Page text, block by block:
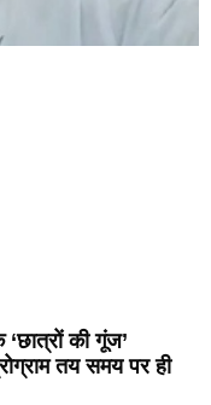
की गूंज’
तय समय पर ही